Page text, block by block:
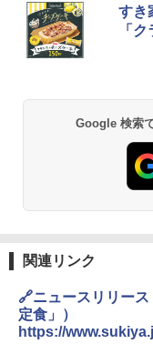
すき
「
Google 検索
関連リンク
🔗ニュースリリー
定食」）
https://